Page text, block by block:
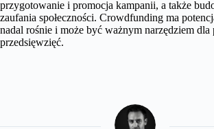
przygotowanie i promocja kampanii, a także
zaufania społeczności. Crowdfunding ma
nadal rośnie i może być ważnym narzędziem dla
przedsięwzięć.